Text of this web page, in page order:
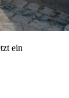
ein